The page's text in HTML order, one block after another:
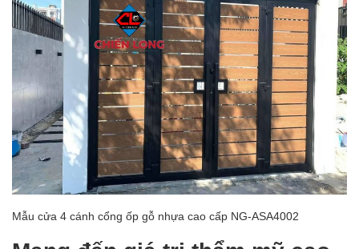
Mẫu cửa 4 cánh cổng ốp gỗ nhựa cao cấp NG-ASA4002